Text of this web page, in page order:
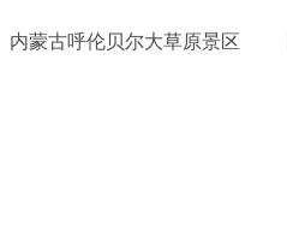
内蒙古呼伦贝尔大草原景区